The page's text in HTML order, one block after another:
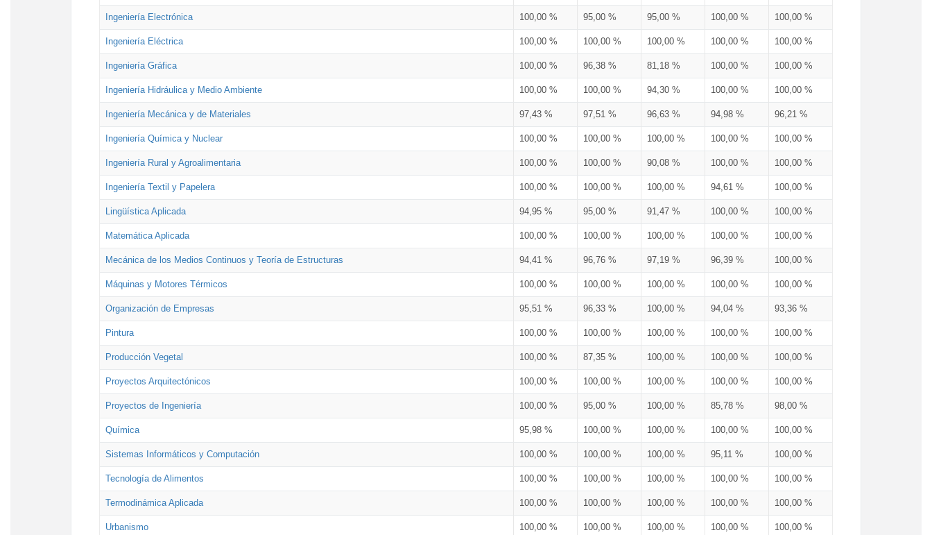
Ingeniería Electrónica 100,00 % 95,00 % 95,00 % 100,00 % 100,00 %
Ingeniería Eléctrica 100,00 % 100,00 % 100,00 % 100,00 % 100,00 %
Ingeniería Gráfica 100,00 % 96,38 % 81,18 % 100,00 % 100,00 %
Ingeniería Hidráulica y Medio Ambiente 100,00 % 100,00 % 94,30 % 100,00 % 100,00 %
Ingeniería Mecánica y de Materiales 97,43 % 97,51 % 96,63 % 94,98 % 96,21 %
Ingeniería Química y Nuclear 100,00 % 100,00 % 100,00 % 100,00 % 100,00 %
Ingeniería Rural y Agroalimentaria 100,00 % 100,00 % 90,08 % 100,00 % 100,00 %
Ingeniería Textil y Papelera 100,00 % 100,00 % 100,00 % 94,61 % 100,00 %
Lingüística Aplicada 94,95 % 95,00 % 91,47 % 100,00 % 100,00 %
Matemática Aplicada 100,00 % 100,00 % 100,00 % 100,00 % 100,00 %
Mecánica de los Medios Continuos y Teoría de Estructuras 94,41 % 96,76 % 97,19 % 96,39 % 100,00 %
Máquinas y Motores Térmicos 100,00 % 100,00 % 100,00 % 100,00 % 100,00 %
Organización de Empresas 95,51 % 96,33 % 100,00 % 94,04 % 93,36 %
Pintura 100,00 % 100,00 % 100,00 % 100,00 % 100,00 %
Producción Vegetal 100,00 % 87,35 % 100,00 % 100,00 % 100,00 %
Proyectos Arquitectónicos 100,00 % 100,00 % 100,00 % 100,00 % 100,00 %
Proyectos de Ingeniería 100,00 % 95,00 % 100,00 % 85,78 % 98,00 %
Química 95,98 % 100,00 % 100,00 % 100,00 % 100,00 %
Sistemas Informáticos y Computación 100,00 % 100,00 % 100,00 % 95,11 % 100,00 %
Tecnología de Alimentos 100,00 % 100,00 % 100,00 % 100,00 % 100,00 %
Termodinámica Aplicada 100,00 % 100,00 % 100,00 % 100,00 % 100,00 %
Urbanismo 100,00 % 100,00 % 100,00 % 100,00 % 100,00 %